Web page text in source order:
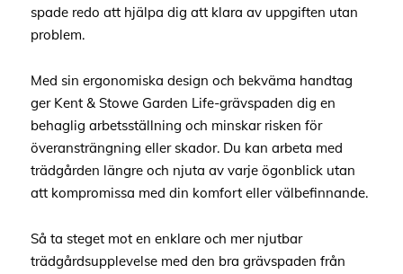
spade redo att hjälpa dig att klara av uppgiften utan
problem.
Med sin ergonomiska design och bekväma handtag
ger Kent & Stowe Garden Life-grävspaden dig en
behaglig arbetsställning och minskar risken för
överansträngning eller skador. Du kan arbeta med
trädgården längre och njuta av varje ögonblick utan
att kompromissa med din komfort eller välbefinnande.
Så ta steget mot en enklare och mer njutbar
trädgårdsupplevelse med den bra grävspaden från